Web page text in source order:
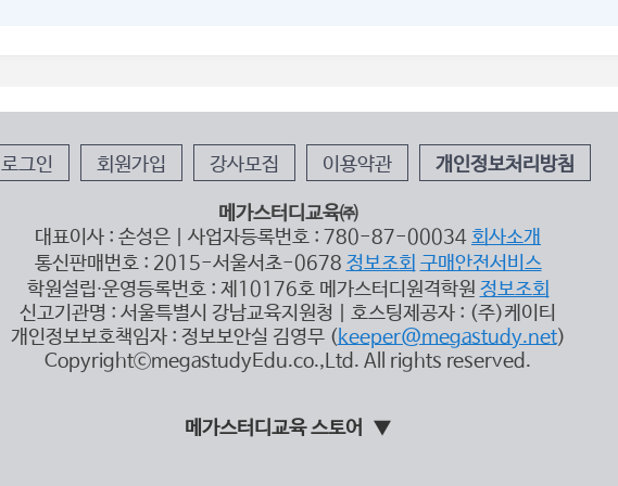
로그인 회원가입 강사모집 이용약관 개인정보처리방침
메가스터디교육㈜
대표이사 : 손성은 | 사업자등록번호 : 780-87-00034 회사소개
통신판매번호 : 2015-서울서초-0678 정보조회 구매안전서비스
학원설립∙운영등록번호 : 제10176호 메가스터디원격학원 정보조회
신고기관명 : 서울특별시 강남교육지원청 | 호스팅제공자 : (주)케이티
개인정보보호책임자 : 정보보안실 김영무 ( keeper@megastudy.net)
CopyrightⓒmegastudyEdu.co.,Ltd. All rights reserved.
메가스터디교육 스토어